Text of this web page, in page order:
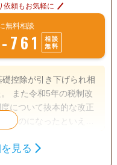
依頼もお気軽に
無料相談
761
相談
無料
控除が引き下げられ相
また令和5年の税制改
について抜本的な改正
ものになったといえま
と誠実さをもって対応
見る